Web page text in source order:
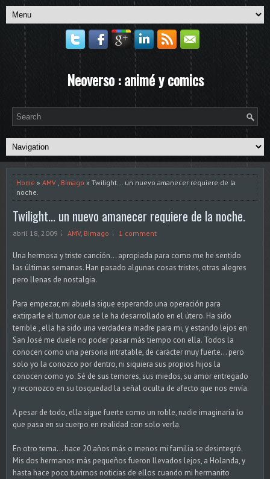
Neoverso : animé y comics
Home » AMV , Bimago » Twilight... un nuevo amanecer requiere de la
noche.
Twilight... un nuevo amanecer requiere de la noche.
abril 18, 2009 AMV, Bimago 1 comment
Una hermosa y triste canción... apropiada para como me he sentido
las últimas semanas. Han pasado algunas cosas tristes, otras alegres
pero llenas de nostalgia.
Para empezar, mi abuela sigue esperando una operación para
extirparle el tumor que se le ha desarrollado en el útero. Ha sido
terrible , ella ha sido una verdadera madre para mi, y estando lejos en
San José me duele no poder pasar más tiempo con ella. Todos la
conocen como una persona intratable, de carácter muy fuerte... pero
solo yo la conozco por dentro, ni siquiera sus propios hijos la
conocen como yo. Sé de sus temores, sus miedos, su amor entregado
y reconozco en su tosquedad la señal oculta de afecto que nos envía.
A pesar de todo, ella sigue fuerte como un roble, nadie imaginaría lo
que pasa en su cuerpo en realidad con solo verla.
En otro tema... hace 20 años más o menos mi familia se desintegró.
Mis dos hermanos más pequeños fueron llevados lejos, a Holanda, y
hasta hace poco tuvimos noticias de ellos cuando mi hermanito